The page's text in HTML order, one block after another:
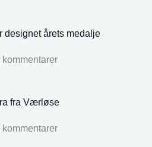
designet årets medalje
kommentarer
fra Værløse
kommentarer